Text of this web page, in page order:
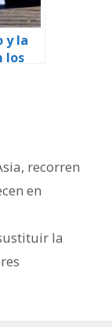
y la
los
recorren
en
la